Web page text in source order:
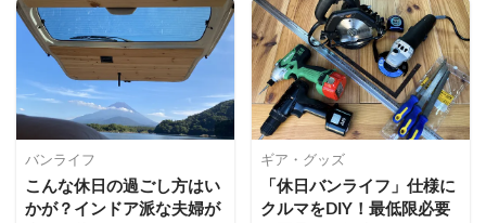
バンライフ
こんな休日の過ごし方はい
かが？インドア派な夫婦が
ギア・グッズ
「休日バンライフ」仕様に
クルマをDIY！最低限必要